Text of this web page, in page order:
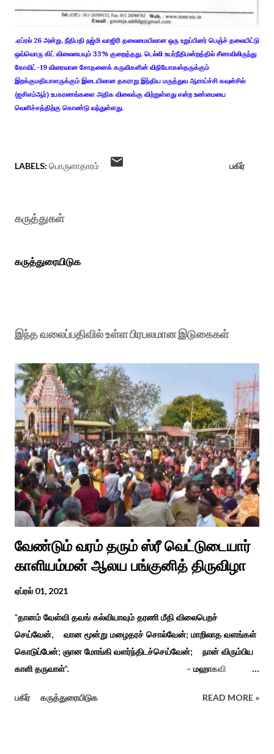
.ஏப்ரல் 26 அன்று, நீதிபதி நஜ்மி வாஜிரி தலைமையிலான ஒரு உறுப்பினர் பெஞ்ச் தலையிட்டு
ஒவ்வொரு கிட் விலையையும் 33% குறைத்தது. டெல்லி உயர்நீதிமன்றத்தில் சீனாவிலிருந்து
கோவிட்-19 விரைவான சோதனைக் கருவிகளின் விநியோகஸ்தருக்கும்
இறக்குமதியாளருக்கும் இடையிலான தகராறு இந்திய மருத்துவ ஆராய்ச்சி கவுன்சில்
(ஐசிஎம்ஆர்) உபகரணங்களை அதிக விலைக்கு விற்றுள்ளது என்ற உண்மையை
வெளிச்சத்திற்கு கொண்டு வந்துள்ளது.
LABELS: பொருளாதாரம் பகிர்
கருத்துகள்
கருத்துரையிடுக
இந்த வலைப்பதிவில் உள்ள பிரபலமான இடுகைகள்
வேண்டும் வரம் தரும் ஸ்ரீ வெட்டுடையார்
காளியம்மன் ஆலய பங்குனித் திருவிழா
ஏப்ரல் 01, 2021
"தானம் வேள்வி தவங் கல்வியாவும் தரணி மீதி விலைபெறச்
செய்வேன், வான மூன்று மழைதரச் சொல்வேன்; மாறிலாத வளங்கள்
கொடுப்பேன்; ஞான மோங்கி வளர்ந்திடச்செய்வேன்; நான் விரும்பிய
காளி தருவாள்". - மஹாகவி
கொல்லங்குடி கிராம பக்தரின் கனவில் அய்யனார் தோன்றி
பகிர் கருத்துரையிடுக READ MORE »